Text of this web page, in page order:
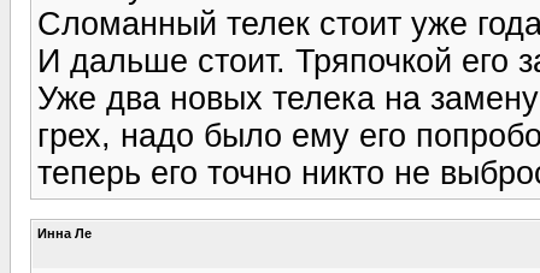
Сломанный телек стоит уже
И дальше стоит. Тряпочкой его
Уже два новых телека на
грех, надо было ему его
теперь его точно никто не
Инна Ле